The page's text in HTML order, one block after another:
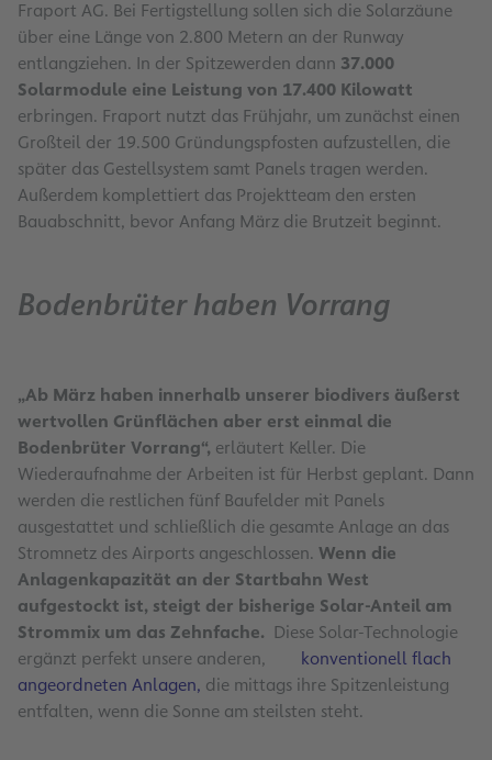
Fraport AG. Bei Fertigstellung sollen sich die Solarzäune
über eine Länge von 2.800 Metern an der Runway
entlangziehen. In der Spitzewerden dann 37.000
Solarmodule eine Leistung von 17.400 Kilowatt
erbringen. Fraport nutzt das Frühjahr, um zunächst einen
Großteil der 19.500 Gründungspfosten aufzustellen, die
später das Gestellsystem samt Panels tragen werden.
Außerdem komplettiert das Projektteam den ersten
Bauabschnitt, bevor Anfang März die Brutzeit beginnt.
Bodenbrüter haben Vorrang
„Ab März haben innerhalb unserer biodivers äußerst
wertvollen Grünflächen aber erst einmal die
Bodenbrüter Vorrang“, erläutert Keller. Die
Wiederaufnahme der Arbeiten ist für Herbst geplant. Dann
werden die restlichen fünf Baufelder mit Panels
ausgestattet und schließlich die gesamte Anlage an das
Stromnetz des Airports angeschlossen. Wenn die
Anlagenkapazität an der Startbahn West
aufgestockt ist, steigt der bisherige Solar-Anteil am
Strommix um das Zehnfache. Diese Solar-Technologie
ergänzt perfekt unsere anderen,
konventionell flach
angeordneten Anlagen, die mittags ihre Spitzenleistung
entfalten, wenn die Sonne am steilsten steht.